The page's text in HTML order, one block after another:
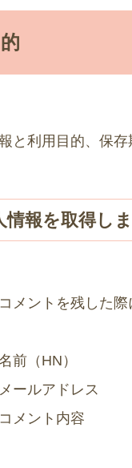
と利用目的、保存
情報を取得し
メントを残した際
前（HN）
ールアドレス
メント内容